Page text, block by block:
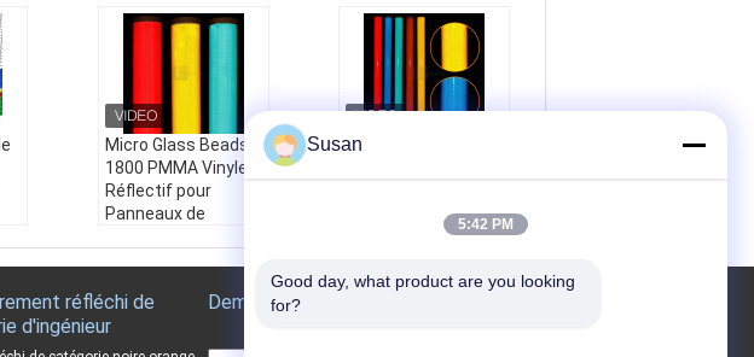
Micro Glass Beads
1800 PMMA Vinyle
Réflectif pour
Panneaux de
Quantité minimum
de commande:
ellent
Le type ASTM III
vinyle réfléchissant
de film pour le
signalisation
réfléchi de
d'ingénieur
Demande de soumission
Susan
5:42 PM
Good day, what product are you looking
for?